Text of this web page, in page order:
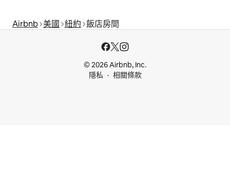
Airbnb 美國 紐約 飯店房間
© 2026 Airbnb, Inc.
隱私
相關條款